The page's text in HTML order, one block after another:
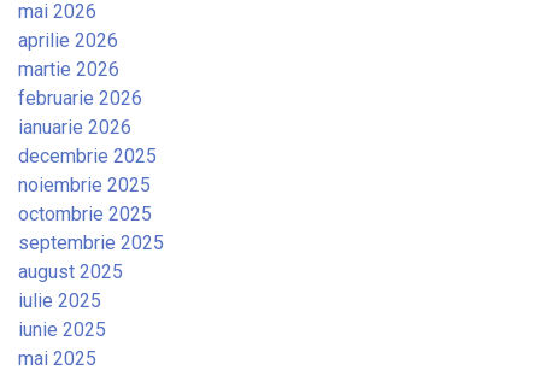
mai 2026
aprilie 2026
martie 2026
februarie 2026
ianuarie 2026
decembrie 2025
noiembrie 2025
octombrie 2025
septembrie 2025
august 2025
iulie 2025
iunie 2025
mai 2025